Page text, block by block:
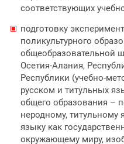
соответствующих
подготовку
поликультурного
общеобразовательной
Осетия-Алания,
Республики (учебно-
русском и титульных
общего образования –
неродному, титульному
языку как
окружающему миру,